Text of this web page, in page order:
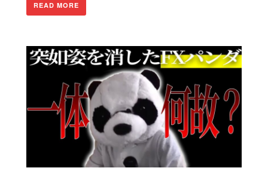
READ MORE